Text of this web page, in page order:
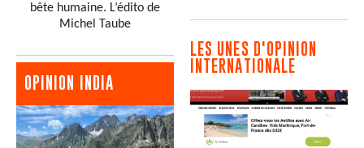
bête humaine. L’édito de
Michel Taube
OPINION INDIA
LES UNES D'OPINION
INTERNATIONALE